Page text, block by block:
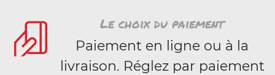
Le choix du paiement
Paiement en ligne ou à la
livraison. Réglez par paiement